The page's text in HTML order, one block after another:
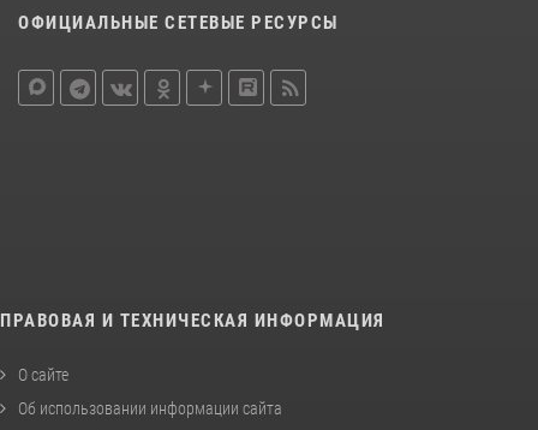
ОФИЦИАЛЬНЫЕ СЕТЕВЫЕ РЕСУРСЫ
ПРАВОВАЯ И ТЕХНИЧЕСКАЯ ИНФОРМАЦИЯ
О сайте
Об использовании информации сайта